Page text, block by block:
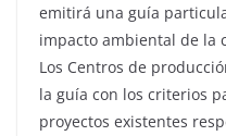
emitirá una guía
impacto ambiental de la
Los Centros de
la guía con los criterios
proyectos existentes